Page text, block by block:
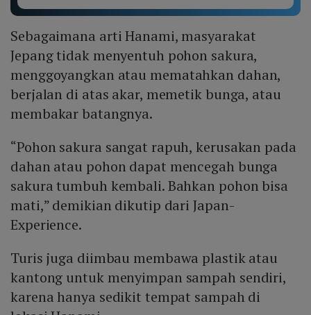
Sebagaimana arti Hanami, masyarakat
Jepang tidak menyentuh pohon sakura,
menggoyangkan atau mematahkan dahan,
berjalan di atas akar, memetik bunga, atau
membakar batangnya.
“Pohon sakura sangat rapuh, kerusakan pada
dahan atau pohon dapat mencegah bunga
sakura tumbuh kembali. Bahkan pohon bisa
mati,” demikian dikutip dari Japan-
Experience.
Turis juga diimbau membawa plastik atau
kantong untuk menyimpan sampah sendiri,
karena hanya sedikit tempat sampah di